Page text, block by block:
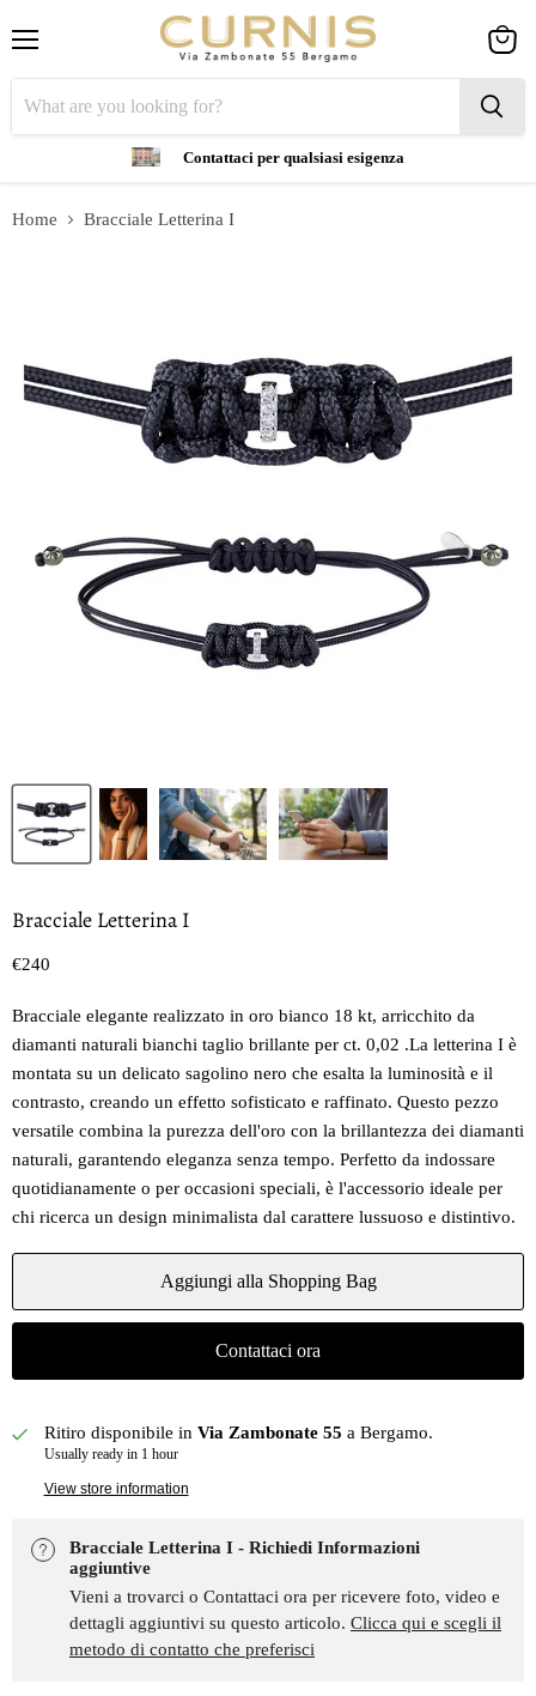
Contattaci per qualsiasi esigenza
cart
Home Bracciale Letterina I
Bracciale Letterina I
Prezzo oggi
€240
Bracciale elegante realizzato in oro bianco 18 kt, arricchito da
diamanti naturali bianchi taglio brillante per ct. 0,02 .La letterina I è
montata su un delicato sagolino nero che esalta la luminosità e il
contrasto, creando un effetto sofisticato e raffinato. Questo pezzo
versatile combina la purezza dell'oro con la brillantezza dei diamanti
naturali, garantendo eleganza senza tempo. Perfetto da indossare
quotidianamente o per occasioni speciali, è l'accessorio ideale per
chi ricerca un design minimalista dal carattere lussuoso e distintivo.
Aggiungi alla Shopping Bag
Contattaci ora
Ritiro disponibile in Via Zambonate 55 a Bergamo.
Usually ready in 1 hour
View store information
Bracciale Letterina I - Richiedi Informazioni
aggiuntive
Vieni a trovarci o Contattaci ora per ricevere foto, video e
dettagli aggiuntivi su questo articolo. Clicca qui e scegli il
metodo di contatto che preferisci